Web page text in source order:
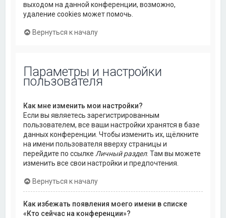
выходом на данной конференции, возможно,
удаление cookies может помочь.
Вернуться к началу
Параметры и настройки
пользователя
Как мне изменить мои настройки?
Если вы являетесь зарегистрированным
пользователем, все ваши настройки хранятся в базе
данных конференции. Чтобы изменить их, щёлкните
на имени пользователя вверху страницы и
перейдите по ссылке Личный раздел. Там вы можете
изменить все свои настройки и предпочтения.
Вернуться к началу
Как избежать появления моего имени в списке
«Кто сейчас на конференции»?